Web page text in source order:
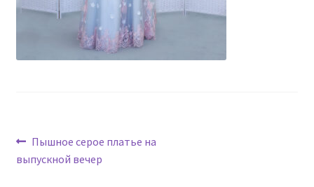
Навигация
по
Предыдущая
запись:
Пышное серое платье на
выпускной вечер